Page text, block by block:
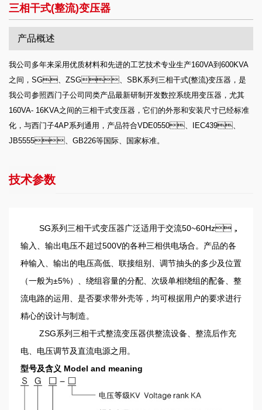
三相干式(整流)变压器
产品概述
我公司多年来采用优质材料和先进的工艺技术专业生产160VA到600KVA
之间，SG、ZSG、SBK系列三相干式(整流)变压器，是
我公司参照西门子公司同类产品最新研制开发数控系统用变压器，尤其
160VA- 16KVA之间的三相干式变压器，它们的外形和安装尺寸已经标准
化，与西门子4AP系列通用，产品符合VDE0550、IEC439、
JB5555、GB226等国际、国家标准。
技术参数
SG系列三相干式变压器广泛适用于交流50~60Hz，
输入、输出电压不超过500V的各种三相供电场合。产品的各
种输入、输出的电压高低、联接组别、调节抽头的多少及位置
（一般为±5%）、绕组容量的分配、次级单相绕组的配备、整
流电路的运用、是否要求带外壳等，均可根据用户的要求进行
精心的设计与制造。
ZSG系列三相干式整流变压器供整流设备、整流后作充
电、电压调节及直流电源之用。
型号及含义 Model and meaning